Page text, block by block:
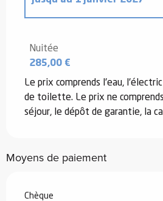
Nuitée
285,00 €
Le prix comprends l'eau,
de toilette. Le prix ne
séjour, le dépôt de garantie, la
Moyens de paiement
Chèque